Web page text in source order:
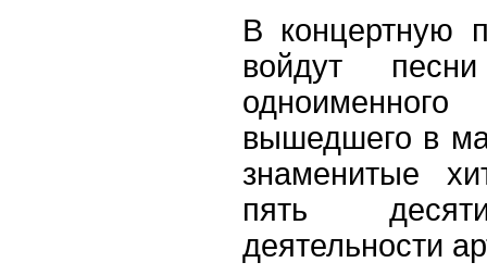
В концертную
войдут
вышедшего в
знаменитые
пять
деятельности